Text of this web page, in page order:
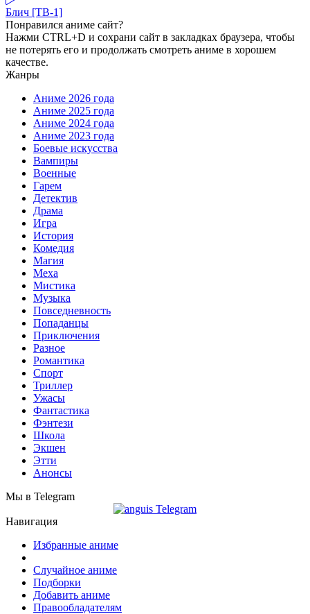
Блич [ТВ-1]
Понравился аниме сайт?
Нажми CTRL+D и сохрани сайт в закладках браузера, чтобы
не потерять его и продолжать смотреть аниме в хорошем
качестве.
Жанры
Аниме 2026 года
Аниме 2025 года
Аниме 2024 года
Аниме 2023 года
Боевые искусства
Вампиры
Военные
Гарем
Детектив
Драма
Игра
История
Комедия
Магия
Меха
Мистика
Музыка
Повседневность
Попаданцы
Приключения
Разное
Романтика
Спорт
Триллер
Ужасы
Фантастика
Фэнтези
Школа
Экшен
Этти
Анонсы
Мы в Telegram
Навигация
Избранные аниме
Случайное аниме
Подборки
Добавить аниме
Правообладателям